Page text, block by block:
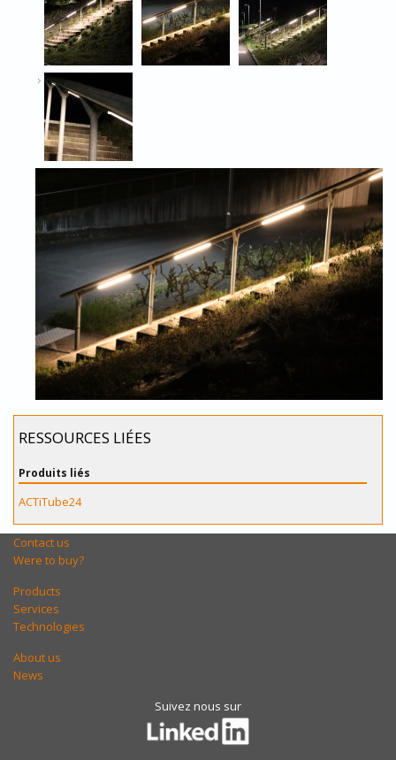
RESSOURCES LIÉES
Produits liés
ACTiTube24
Contact us
Were to buy?
Products
Services
Technologies
About us
News
Suivez nous sur